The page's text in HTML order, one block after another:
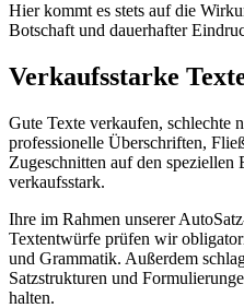
Hier kommt es stets auf die
Botschaft und dauerhafter
Verkaufsstarke
Gute Texte verkaufen, schlechte
professionelle Überschriften,
Zugeschnitten auf den
verkaufsstark.
Ihre im Rahmen unserer
Textentwürfe prüfen wir
und Grammatik. Außerdem
Satzstrukturen und
halten.